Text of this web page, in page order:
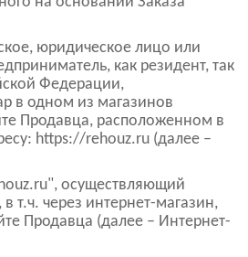
юридическое лицо или
как резидент, так
Федерации,
в одном из магазинов
Продавца, расположенном в
https://rehouz.ru (далее –
осуществляющий
т.ч. через интернет-магазин,
Продавца (далее – Интернет-